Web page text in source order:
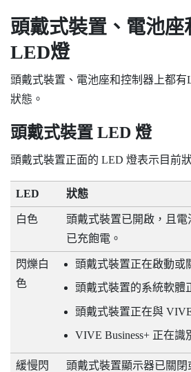
頭戴式裝置、電池座
LED燈
頭戴式裝置、電池座和控制器上都
狀態。
頭戴式裝置 LED 燈
頭戴式裝置正面的 LED 燈表示目前
LED 狀態
白色
頭戴式裝置已開啟，且
已充飽電。
閃爍白
色
頭戴式裝置正在啟動或
頭戴式裝置的系統軟體
頭戴式裝置正在與
VIVE Business+正在識
緩慢閃
頭戴式裝置顯示器已關閉